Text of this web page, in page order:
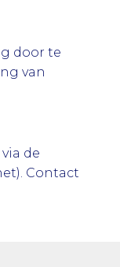
door te
van
de
Contact